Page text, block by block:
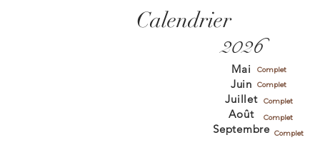
2026
Complet
Complet
Complet
Mai
Juin
Juillet
Août
Septembre
Complet
Complet
Calendrier